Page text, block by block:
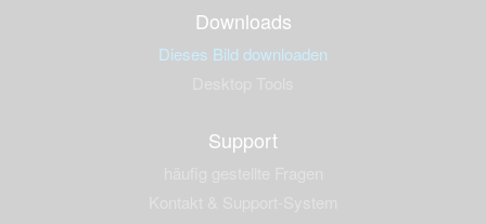
Downloads
Dieses Bild downloaden
Support